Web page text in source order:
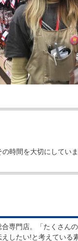
時間を大切にしてい
専門店。「たくさん
したい!と考えてい